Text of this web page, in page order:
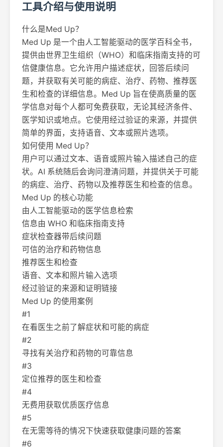
工具介绍与使用说明
什么是Med Up？
Med Up 是一个由人工智能驱动的医学百科全书，
提供由世界卫生组织（WHO）和临床指南支持的可
信健康信息。它允许用户描述症状，回答后续问
题，并获取有关可能的病症、治疗、药物、推荐医
生和检查的详细信息。Med Up 旨在使高质量的医
学信息对每个人都可免费获取，无论其经济条件、
医学知识或地点。它使用经过验证的来源，并提供
简单的界面，支持语音、文本或照片选项。
如何使用 Med Up？
用户可以通过文本、语音或照片输入描述自己的症
状。AI 系统随后会询问澄清问题，并提供关于可能
的病症、治疗、药物以及推荐医生和检查的信息。
Med Up 的核心功能
由人工智能驱动的医学信息检索
信息由 WHO 和临床指南支持
症状检查器带后续问题
可信的治疗和药物信息
推荐医生和检查
语音、文本和照片输入选项
经过验证的来源和证明链接
Med Up 的使用案例
#1
在看医生之前了解症状和可能的病症
#2
寻找有关治疗和药物的可靠信息
#3
定位推荐的医生和检查
#4
无费用获取优质医疗信息
#5
在无需等待的情况下快速获取健康问题的答案
#6